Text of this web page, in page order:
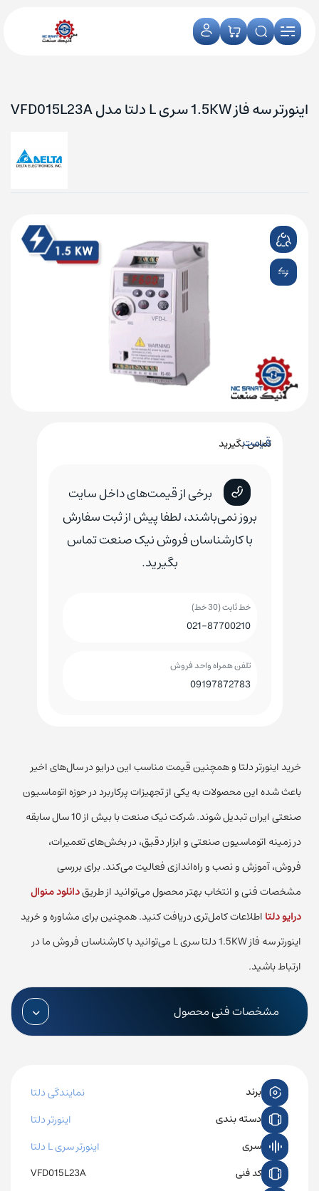
اینورتر سه فاز 1.5KW سری L دلتا مدل VFD015L23A
قیمت
تماس بگیرید
برخی از قیمت‌های داخل سایت
بروز نمی‌باشند، لطفا پیش از ثبت سفارش
با کارشناسان فروش نیک صنعت تماس
بگیرید.
خط ثابت (30 خط)
021-87700210
تلفن همراه واحد فروش
09197872783
خرید اینورتر دلتا و همچنین قیمت مناسب این درایو در سال‌های اخیر
باعث شده این محصولات به یکی از تجهیزات پرکاربرد در حوزه اتوماسیون
صنعتی ایران تبدیل شوند. شرکت نیک صنعت با بیش از 10 سال سابقه
در زمینه اتوماسیون صنعتی و ابزار دقیق، در بخش‌های تعمیرات،
فروش، آموزش و نصب و راه‌اندازی فعالیت می‌کند. برای بررسی
مشخصات فنی و انتخاب بهتر محصول می‌توانید از طریقدانلود منوال
درایو دلتا اطلاعات کامل‌تری دریافت کنید. همچنین برایمشاوره و خرید
اینورتر سه فاز 1.5KW دلتا سری L
می‌توانید با کارشناسان فروش ما در
ارتباط باشید.
مشخصات فنی محصول
برند
نمایندگی دلتا
دسته بندی
اینورتر دلتا
سری
اینورتر سری L دلتا
کد فنی VFD015L23A